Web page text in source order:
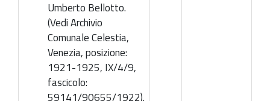
Umberto Bellotto.
(Vedi Archivio
Comunale Celestia,
Venezia, posizione:
1921-1925, IX/4/9,
fascicolo:
59141/90655/1922).